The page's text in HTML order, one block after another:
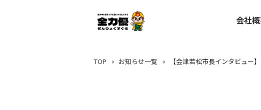
会社
TOP お知らせ一覧 【会津若松市長インタビュー